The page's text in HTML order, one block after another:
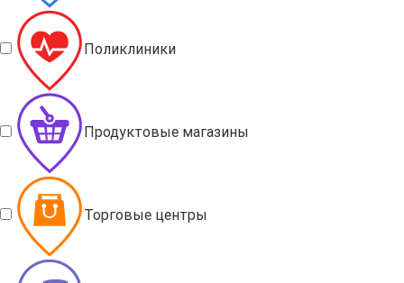
Поликлиники
Продуктовые магазины
Торговые центры